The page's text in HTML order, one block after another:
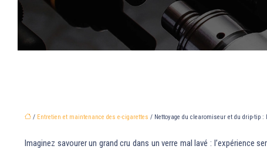
/ Entretien et maintenance des e-cigarettes / Nettoyage du clearomiseur et du drip-tip :
Imaginez savourer un grand cru dans un verre mal lavé :